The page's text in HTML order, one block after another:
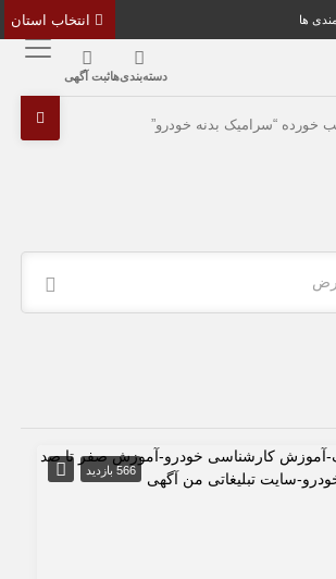
ها
دسته‌بندی‌هاثبت آگهی
“سرامیک بدنه خودرو”
566 بازدید